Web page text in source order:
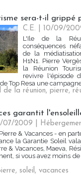
sera-t-il grippé
C.E. | 10/09/
L'Ile de la
conséquences
de la
H1N1. Pierre
la Réunion
revivre l'épisode
Top Resa une
de la réunion, pierre,
garantit
07/2009
& Vacances - en
la Garantie Soleil
& Vacances, Maeva,
si vous avez moins
, soleil, vacances